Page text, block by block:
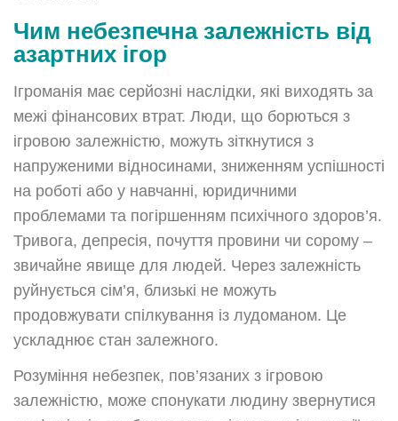
Чим небезпечна залежність від
азартних ігор
Ігроманія має серйозні наслідки, які виходять за
межі фінансових втрат. Люди, що борються з
ігровою залежністю, можуть зіткнутися з
напруженими відносинами, зниженням успішності
на роботі або у навчанні, юридичними
проблемами та погіршенням психічного здоров’я.
Тривога, депресія, почуття провини чи сорому –
звичайне явище для людей. Через залежність
руйнується сім’я, близькі не можуть
продовжувати спілкування із лудоманом. Це
ускладнює стан залежного.
Розуміння небезпек, пов’язаних з ігровою
залежністю, може спонукати людину звернутися